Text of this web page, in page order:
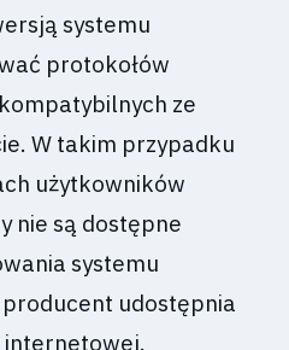
systemu
protokołów
ze
W takim przypadku
użytkowników
nie są dostępne
systemu
udostępnia
internetowej.